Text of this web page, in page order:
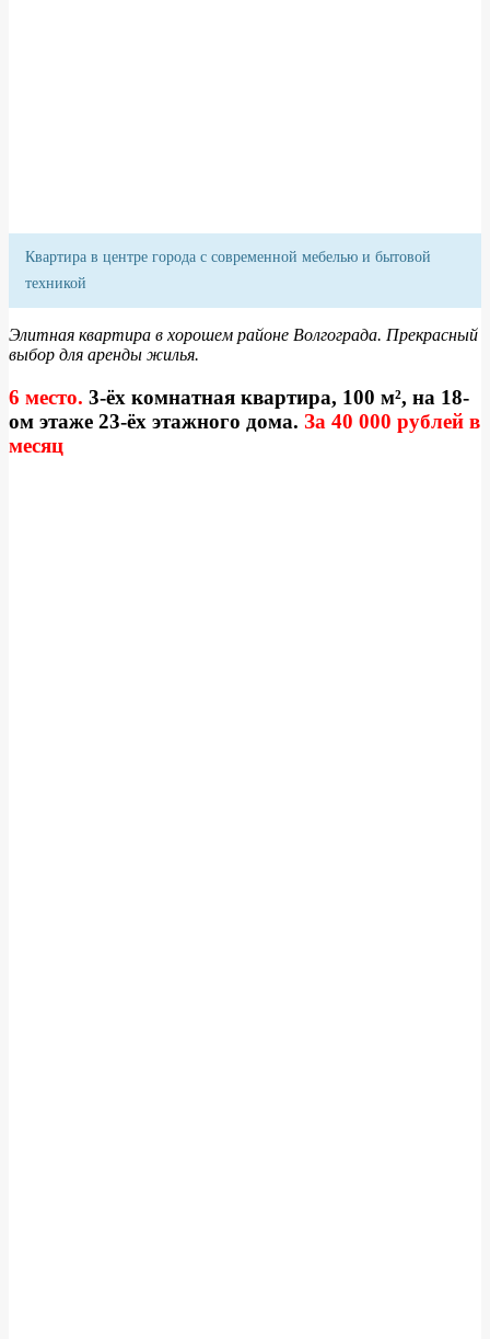
Квартира в центре города с современной мебелью и бытовой
техникой
Элитная квартира в хорошем районе Волгограда. Прекрасный
выбор для аренды жилья.
6 место. 3-ёх комнатная квартира, 100 м², на 18-
ом этаже 23-ёх этажного дома. За 40 000 рублей в
месяц